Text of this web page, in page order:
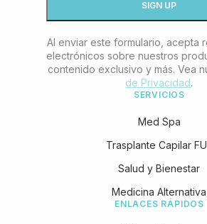
Al enviar este formulario, acepta
electrónicos sobre nuestros
contenido exclusivo y más. Vea
de Privacidad.
SERVICIOS
Med Spa
Trasplante Capilar
Salud y Bienestar
Medicina Alternativa
ENLACES RÁPIDOS